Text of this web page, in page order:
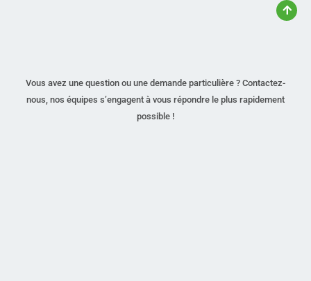
Vous avez une question ou une demande particulière ? Contactez-
nous, nos équipes s’engagent à vous répondre le plus rapidement
possible !